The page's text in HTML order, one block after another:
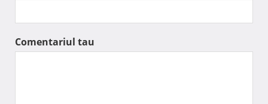
Comentariul tau